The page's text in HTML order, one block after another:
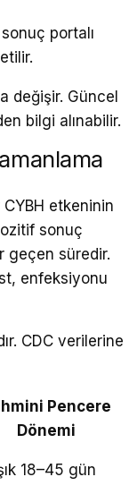
portalı
değişir. Güncel
bilgi alınabilir.
etkeninin
sonuç
geçen süredir.
enfeksiyonu
CDC verilerine
Pencere
Dönemi
18–45 gün